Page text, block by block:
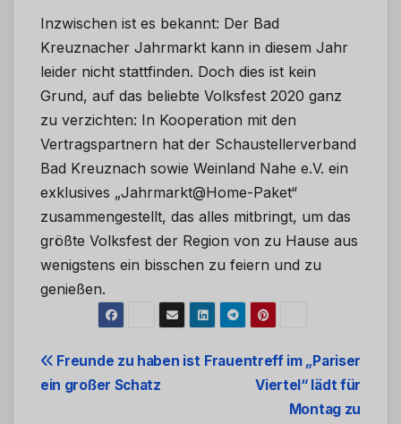
Inzwischen ist es bekannt: Der Bad
Kreuznacher Jahrmarkt kann in diesem Jahr
leider nicht stattfinden. Doch dies ist kein
Grund, auf das beliebte Volksfest 2020 ganz
zu verzichten: In Kooperation mit den
Vertragspartnern hat der Schaustellerverband
Bad Kreuznach sowie Weinland Nahe e.V. ein
exklusives „Jahrmarkt@Home-Paket“
zusammengestellt, das alles mitbringt, um das
größte Volksfest der Region von zu Hause aus
wenigstens ein bisschen zu feiern und zu
genießen.
Beitrags-
Navigation
Frauentreff im „Pariser
Viertel“ lädt für
Montag zu
Freunde zu haben ist
ein großer Schatz